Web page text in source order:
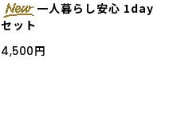
一人暮らし安心 1day
セット
4,500円